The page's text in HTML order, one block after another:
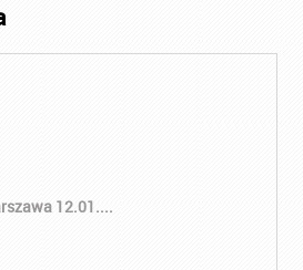
12.01....